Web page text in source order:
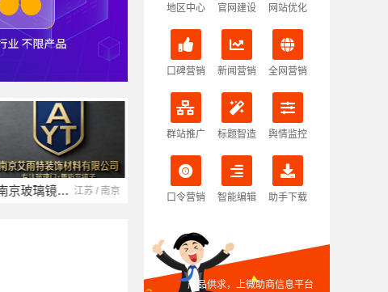
湖北省腾冠畅实业贸易有限公司 湖北 / 武汉
地区中心 官网建设 网站优化
口碑营销 新闻营销 全网营销
群站推广 标题智造 舆情监控
口令营销 智能编辑 助手下载
产品供求，上微助商信息平台